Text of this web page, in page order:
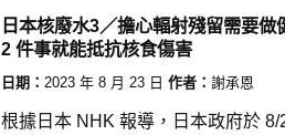
日本核廢水3／擔心輻射殘留需要做
2 件事就能抵抗核食傷害
日期： 2023 年 8 月 23 日 作者： 謝承恩
根據日本 NHK 報導，日本政府於 8/